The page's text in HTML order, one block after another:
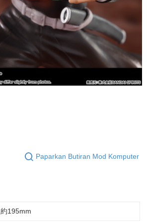
Paparkan Butiran Mod Komputer
約195mm